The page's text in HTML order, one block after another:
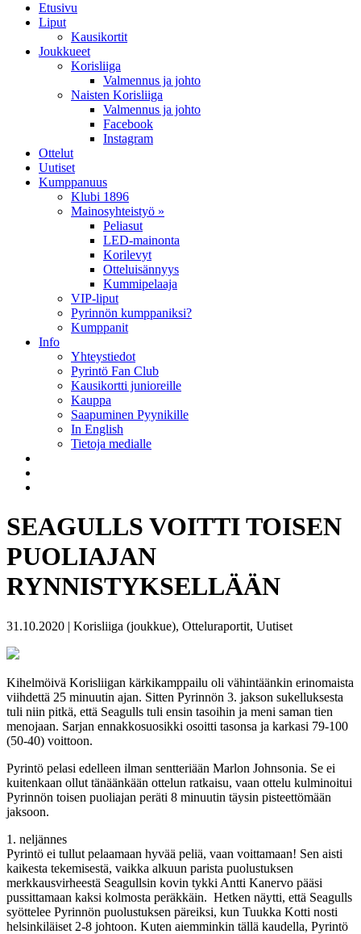
Etusivu
Liput
Kausikortit
Joukkueet
Korisliiga
Valmennus ja johto
Naisten Korisliiga
Valmennus ja johto
Facebook
Instagram
Ottelut
Uutiset
Kumppanuus
Klubi 1896
Mainosyhteistyö »
Peliasut
LED-mainonta
Korilevyt
Otteluisännyys
Kummipelaaja
VIP-liput
Pyrinnön kumppaniksi?
Kumppanit
Info
Yhteystiedot
Pyrintö Fan Club
Kausikortti junioreille
Kauppa
Saapuminen Pyynikille
In English
Tietoja medialle
SEAGULLS VOITTI TOISEN
PUOLIAJAN
RYNNISTYKSELLÄÄN
31.10.2020 | Korisliiga (joukkue), Otteluraportit, Uutiset
Kihelmöivä Korisliigan kärkikamppailu oli vähintäänkin erinomaista
viihdettä 25 minuutin ajan. Sitten Pyrinnön 3. jakson sukelluksesta
tuli niin pitkä, että Seagulls tuli ensin tasoihin ja meni saman tien
menojaan. Sarjan ennakkosuosikki osoitti tasonsa ja karkasi 79-100
(50-40) voittoon.
Pyrintö pelasi edelleen ilman sentteriään Marlon Johnsonia. Se ei
kuitenkaan ollut tänäänkään ottelun ratkaisu, vaan ottelu kulminoitui
Pyrinnön toisen puoliajan peräti 8 minuutin täysin pisteettömään
jaksoon.
1. neljännes
Pyrintö ei tullut pelaamaan hyvää peliä, vaan voittamaan! Sen aisti
kaikesta tekemisestä, vaikka alkuun parista puolustuksen
merkkausvirheestä Seagullsin kovin tykki Antti Kanervo pääsi
pussittamaan kaksi kolmosta peräkkäin. Hetken näytti, että Seagulls
syöttelee Pyrinnön puolustuksen päreiksi, kun Tuukka Kotti nosti
helsinkiläiset 2-8 johtoon. Kuten aiemminkin tällä kaudella, Pyrintö